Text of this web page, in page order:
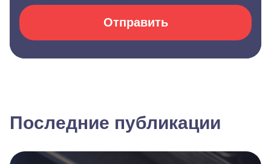
Отправить
Последние публикации